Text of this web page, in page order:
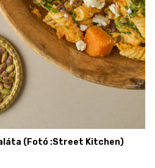
(Fotó :Street Kitchen)